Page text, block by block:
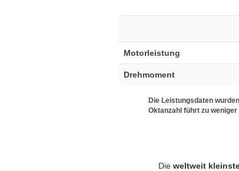
Motorleistung
Drehmoment
Die Leistungsdaten
Oktanzahl führt zu
Die weltweit